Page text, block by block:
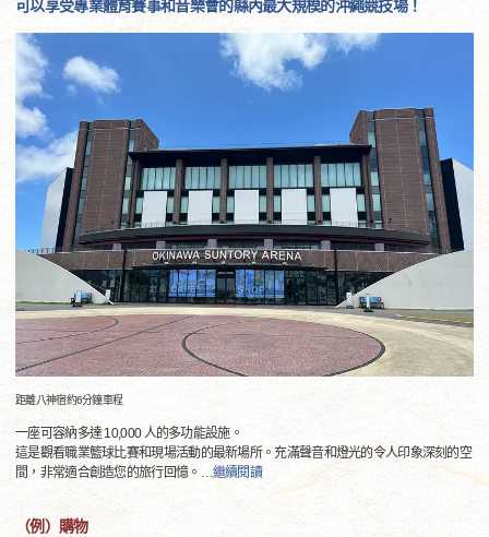
可以享受專業體育賽事和音樂會的縣內最大規模的沖繩競技場！
距離八神宿約6分鐘車程
一座可容納多達 10,000 人的多功能設施。
這是觀看職業籃球比賽和現場活動的最新場所。充滿聲音和燈光的令人印象深刻的空
間，非常適合創造您的旅行回憶。 …繼續閱讀
（例）購物